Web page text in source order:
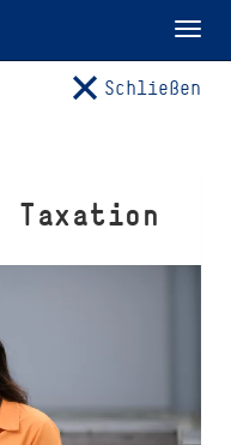
Schließen
Taxation